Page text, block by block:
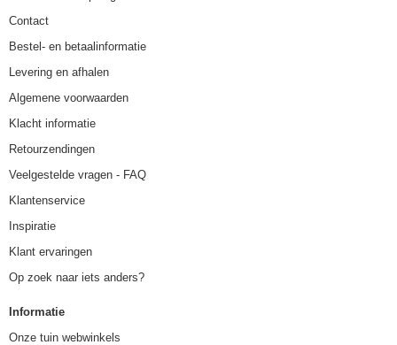
Contact
Bestel- en betaalinformatie
Levering en afhalen
Algemene voorwaarden
Klacht informatie
Retourzendingen
Veelgestelde vragen - FAQ
Klantenservice
Inspiratie
Klant ervaringen
Op zoek naar iets anders?
Informatie
Onze tuin webwinkels